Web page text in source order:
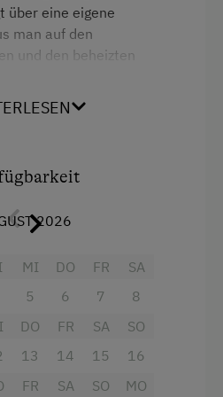
Frühstück
über eine eigene
man auf den
und den beheizten
2026
MI
5
DO
6
FR
7
SA
8
DO
13
FR
14
SA
15
SO
16
FR
SA
SO
MO